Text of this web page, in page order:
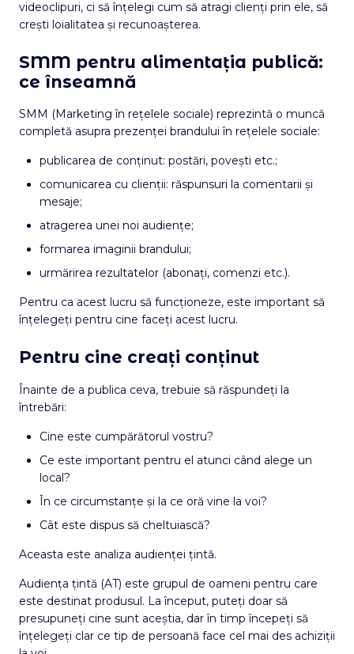
videoclipuri, ci să înțelegi cum să atragi clienți prin ele, să
crești loialitatea și recunoașterea.
SMM pentru alimentația publică:
ce înseamnă
SMM (Marketing în rețelele sociale) reprezintă o muncă
completă asupra prezenței brandului în rețelele sociale:
publicarea de conținut: postări, povești etc.;
comunicarea cu clienții: răspunsuri la comentarii și
mesaje;
atragerea unei noi audiențe;
formarea imaginii brandului;
urmărirea rezultatelor (abonați, comenzi etc.).
Pentru ca acest lucru să funcționeze, este important să
înțelegeți pentru cine faceți acest lucru.
Pentru cine creați conținut
Înainte de a publica ceva, trebuie să răspundeți la
întrebări:
Cine este cumpărătorul vostru?
Ce este important pentru el atunci când alege un
local?
În ce circumstanțe și la ce oră vine la voi?
Cât este dispus să cheltuiască?
Aceasta este analiza audienței țintă.
Audiența țintă (AT) este grupul de oameni pentru care
este destinat produsul. La început, puteți doar să
presupuneți cine sunt aceștia, dar în timp începeți să
înțelegeți clar ce tip de persoană face cel mai des achiziții